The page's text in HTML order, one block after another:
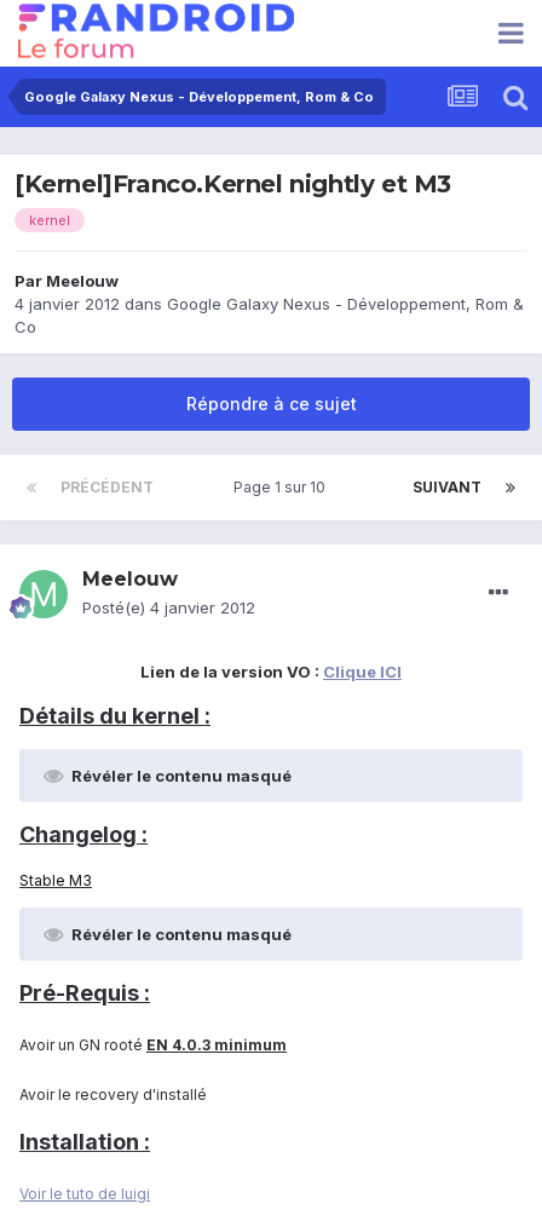
Google Galaxy Nexus - Développement, Rom & Co
[Kernel]Franco.Kernel nightly et M3
kernel
Par Meelouw
4 janvier 2012 dans Google Galaxy Nexus - Développement, Rom &
Co
Répondre à ce sujet
PRÉCÉDENT SUIVANT
Page 1 sur 10
Meelouw
Posté(e) 4 janvier 2012
Lien de la version VO : Clique ICI
Détails du kernel :
Révéler le contenu masqué
Changelog :
Stable M3
Révéler le contenu masqué
Pré-Requis :
Avoir un GN rooté EN 4.0.3 minimum
Avoir le recovery d'installé
Installation :
Voir le tuto de luigi